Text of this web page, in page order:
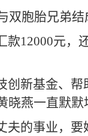
双胞胎兄弟
款12000元
创新基金、
燕一直默默
夫的事业，